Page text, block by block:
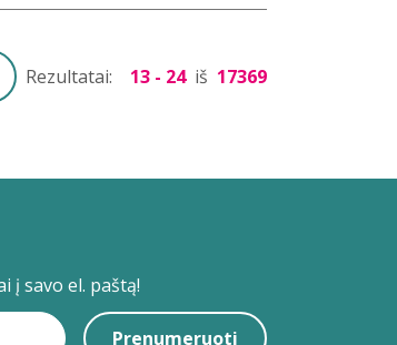
Rezultatai: 13 - 24 iš 17369
į savo el. paštą!
Prenumeruoti